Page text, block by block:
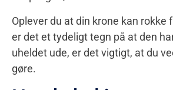
Oplever du at din krone kan rokke
er det et tydeligt tegn på at den
uheldet ude, er det vigtigt, at du
gøre.